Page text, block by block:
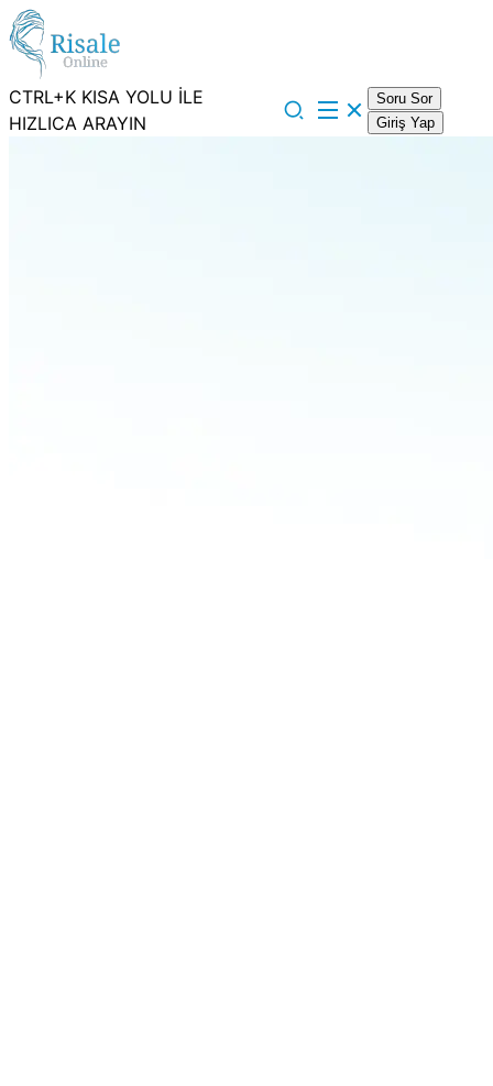
CTRL+K KISA YOLU İLE
HIZLICA ARAYIN
Soru Sor
Giriş Yap